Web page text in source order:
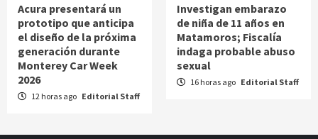
Acura presentará un
prototipo que anticipa
el diseño de la próxima
generación durante
Monterey Car Week
2026
12 horas ago Editorial Staff
Investigan embarazo
de niña de 11 años en
Matamoros; Fiscalía
indaga probable abuso
sexual
16 horas ago Editorial Staff